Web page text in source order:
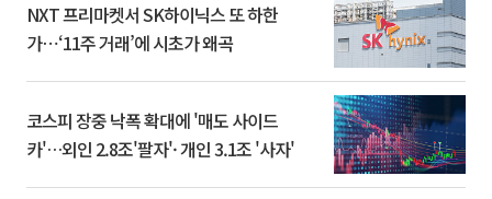
NXT 프리마켓서 SK하이닉스 또 하한
가⋯‘11주 거래’에 시초가 왜곡
코스피 장중 낙폭 확대에 '매도 사이드
카'…외인 2.8조'팔자'· 개인 3.1조 '사자'